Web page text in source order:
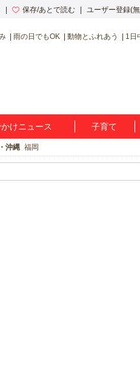
保存/あとで読む ユーザー登録(
雨の日でもOK 動物とふれあう 1日
けニュース 子育て
沖縄 福岡